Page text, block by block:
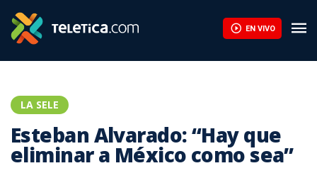
EN VIVO
LA SELE
Esteban Alvarado: “Hay que
eliminar a México como sea”